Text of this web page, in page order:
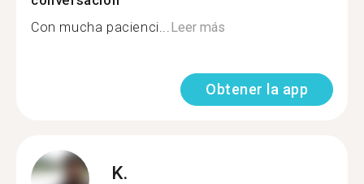
Con mucha pacienci... Leer más
Obtener la app
K.